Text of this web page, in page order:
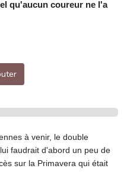
qu'aucun coureur ne l'a
à venir, le double
faudrait d'abord un peu de
sur la Primavera qui était